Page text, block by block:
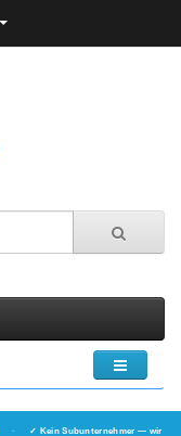
· ✓ Kein Subunternehmer — wir